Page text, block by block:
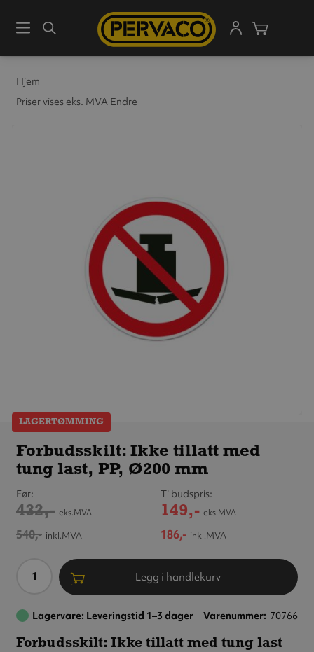
MenySøk
Hjem
Priser vises eks. MVA Endre
LAGERTØMMING
Forbudsskilt:
med tung
last, PP,
Forbudsskilt: Ikke tillatt med
tung last, PP, Ø200 mm
Tilbudspris
149,- eks.MVA
186,- inkl.MVA
Før
432,- eks.MVA
540,- inkl.MVA
Antall Legg i handlekurv
Lagervare: Leveringstid 1–3 dager Varenummer 70766
Forbudsskilt: Ikke tillatt med tung last